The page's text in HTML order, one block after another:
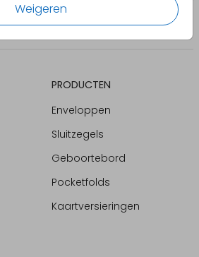
Weigeren
PRODUCTEN
Enveloppen
Sluitzegels
Geboortebord
Pocketfolds
Kaartversieringen